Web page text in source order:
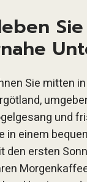
Sie mitten
und
in einem
den ersten